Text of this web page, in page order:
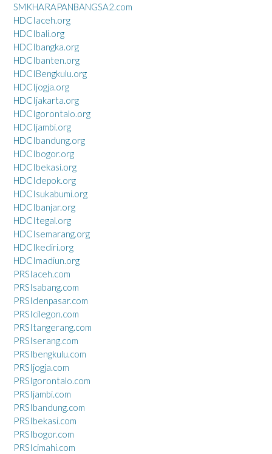
SMKHARAPANBANGSA2.com
HDCIaceh.org
HDCIbali.org
HDCIbangka.org
HDCIbanten.org
HDCIBengkulu.org
HDCIjogja.org
HDCIjakarta.org
HDCIgorontalo.org
HDCIjambi.org
HDCIbandung.org
HDCIbogor.org
HDCIbekasi.org
HDCIdepok.org
HDCIsukabumi.org
HDCIbanjar.org
HDCItegal.org
HDCIsemarang.org
HDCIkediri.org
HDCImadiun.org
PRSIaceh.com
PRSIsabang.com
PRSIdenpasar.com
PRSIcilegon.com
PRSItangerang.com
PRSIserang.com
PRSIbengkulu.com
PRSIjogja.com
PRSIgorontalo.com
PRSIjambi.com
PRSIbandung.com
PRSIbekasi.com
PRSIbogor.com
PRSIcimahi.com